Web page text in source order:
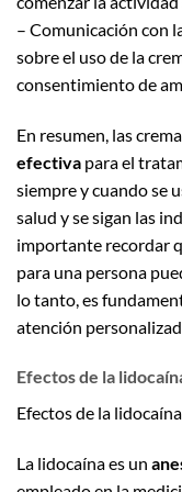
– Comunicación con
sobre el uso de la
consentimiento de
En resumen, las
efectiva para el
siempre y cuando se
salud y se sigan las
importante recordar
para una persona
lo tanto, es
atención
Efectos de la
Efectos de la
La lidocaína es un